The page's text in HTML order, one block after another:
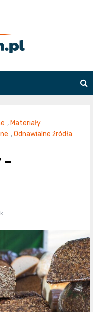
, Materiały
,Odnawialne źródła